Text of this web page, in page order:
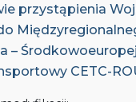
przystąpienia
–
CETC-